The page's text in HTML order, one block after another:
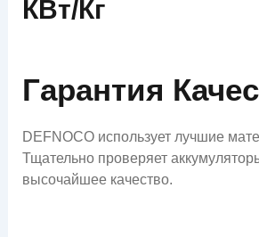
КВт/кг
Гарантия
DEFNOCO использует лучшие
Тщательно проверяет
высочайшее качество.